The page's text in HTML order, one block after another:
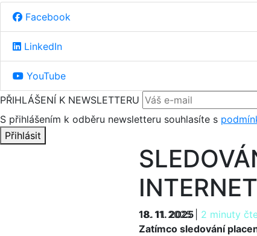
Facebook
LinkedIn
YouTube
PŘIHLÁŠENÍ K NEWSLETTERU
S přihlášením k odběru newsletteru souhlasíte s
Přihlásit
18. 11. 2025 2 minuty
18. 11. 2025
Zatímco sledování